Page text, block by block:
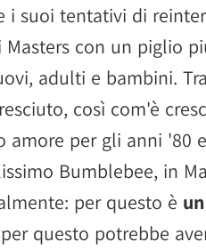
i suoi tentativi di
con un piglio
adulti e bambini.
così com'è
amore per gli anni '80
Bumblebee, in
per questo è
questo potrebbe